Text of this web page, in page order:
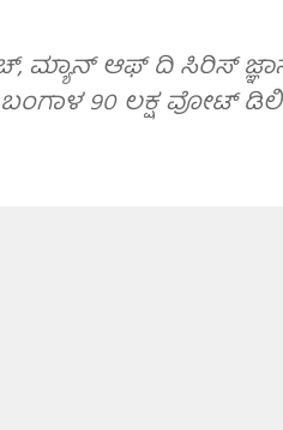
ಮ್ಯಾನ್ ಆಫ್ ದಿ ಸಿರಿಸ್
ಬಂಗಾಳ 90 ಲಕ್ಷ ವೋಟ್